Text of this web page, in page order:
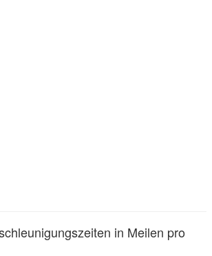
in Meilen pro